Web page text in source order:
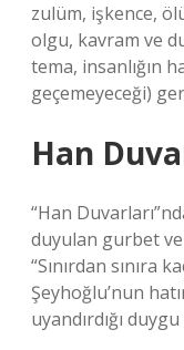
zulüm, işkence,
olgu, kavram ve
tema, insanlığın
geçemeyeceği)
Han
“Han
duyulan gurbet ve
“Sınırdan sınıra
Şeyhoğlu’nun
uyandırdığı